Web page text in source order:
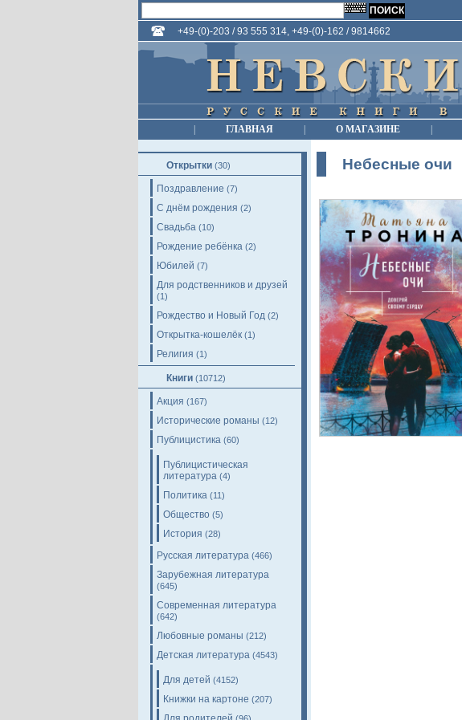
+49-(0)-203 / 93 555 314, +49-(0)-162 / 9814662
ГЛАВНАЯ О МАГАЗИНЕ
Открытки (30)
Поздравление (7)
С днём рождения (2)
Свадьба (10)
Рождение ребёнка (2)
Юбилей (7)
Для родственников и друзей
(1)
Рождество и Новый Год (2)
Открытка-кошелёк (1)
Религия (1)
Книги (10712)
Акция (167)
Исторические романы (12)
Публицистика (60)
Публицистическая
литература (4)
Политика (11)
Общество (5)
История (28)
Русская литература (466)
Зарубежная литература
(645)
Современная литература
(642)
Любовные романы (212)
Детская литература (4543)
Для детей (4152)
Книжки на картоне (207)
Небесные очи